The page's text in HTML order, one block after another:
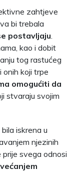
zahtjeve
bi trebala
postavljaju.
kao i dobit
tog rastućeg
onih koji trpe
omogućiti da
stvaraju svojim
iskrena u
njezinih
svega odnosi